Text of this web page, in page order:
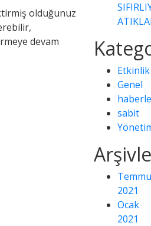
olduğunuz
devam
Etkinlik
Genel
sabit
2021
Ocak
2021